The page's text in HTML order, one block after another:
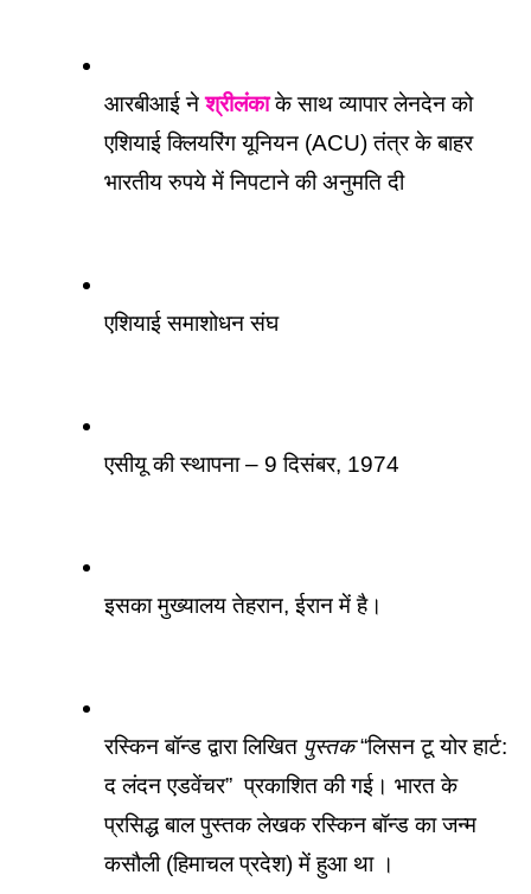
आरबीआई ने श्रीलंका के साथ व्यापार लेनदेन को
एशियाई क्लियरिंग यूनियन (ACU) तंत्र के बाहर
भारतीय रुपये में निपटाने की अनुमति दी
एशियाई समाशोधन संघ
एसीयू की स्थापना – 9 दिसंबर, 1974
इसका मुख्यालय तेहरान, ईरान में है।
रस्किन बॉन्ड द्वारा लिखित पुस्तक “लिसन टू योर हार्ट:
द लंदन एडवेंचर”  प्रकाशित की गई। भारत के
प्रसिद्ध बाल पुस्तक लेखक रस्किन बॉन्ड का जन्म
कसौली (हिमाचल प्रदेश) में हुआ था ।